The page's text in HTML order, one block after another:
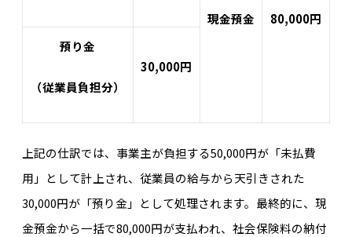
現金預金
80,000円
預り金
（従業員負担分）
30,000円
上記の仕訳では、事業主が負担する50,000円が「未払費
用」として計上され、従業員の給与から天引きされた
30,000円が「預り金」として処理されます。最終的に、現
金預金から一括で80,000円が支払われ、社会保険料の納付